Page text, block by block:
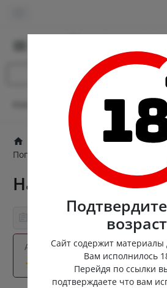
возраст
Сайт содержит материалы
Вам исполнилось
Перейдя по ссылки
подтверждаете что вам
Оплата и доставка
Попперсы
Английские
Попперсы для фистинга
Hardcore
Информация о товаре
Артикул:hardcore-10-uk
5 отзывов